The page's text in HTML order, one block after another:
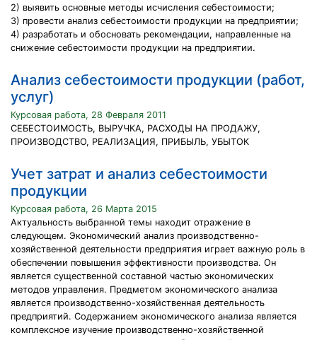
2) выявить основные методы исчисления себестоимости;
3) провести анализ себестоимости продукции на предприятии;
4) разработать и обосновать рекомендации, направленные на
снижение себестоимости продукции на предприятии.
Анализ себестоимости продукции (работ,
услуг)
Курсовая работа, 28 Февраля 2011
СЕБЕСТОИМОСТЬ, ВЫРУЧКА, РАСХОДЫ НА ПРОДАЖУ,
ПРОИЗВОДСТВО, РЕАЛИЗАЦИЯ, ПРИБЫЛЬ, УБЫТОК
Учет затрат и анализ себестоимости
продукции
Курсовая работа, 26 Марта 2015
Актуальность выбранной темы находит отражение в
следующем. Экономический анализ производственно-
хозяйственной деятельности предприятия играет важную роль в
обеспечении повышения эффективности производства. Он
является существенной составной частью экономических
методов управления. Предметом экономического анализа
является производственно-хозяйственная деятельность
предприятий. Содержанием экономического анализа является
комплексное изучение производственно-хозяйственной